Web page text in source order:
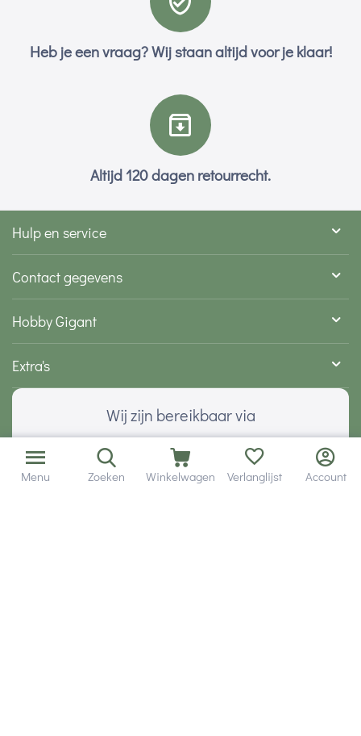
Heb je een vraag? Wij staan altijd voor je klaar!
Altijd 120 dagen retourrecht.
Hulp en service
Contact gegevens
Hobby Gigant
Extra's
Wij zijn bereikbaar via
Menu Zoeken Winkelwagen Verlanglijst Account